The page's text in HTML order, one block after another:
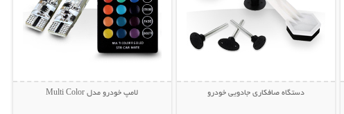
دستگاه صافکاری جادویی خودرو لامپ خودرو مدل Multi Color